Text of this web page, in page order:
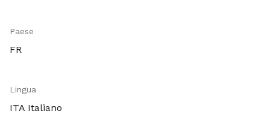
Paese
FR
Lingua
ITA Italiano